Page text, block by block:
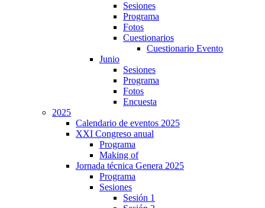
Sesiones
Programa
Fotos
Cuestionarios
Cuestionario Evento
Junio
Sesiones
Programa
Fotos
Encuesta
2025
Calendario de eventos 2025
XXI Congreso anual
Programa
Making of
Jornada técnica Genera 2025
Programa
Sesiones
Sesión 1